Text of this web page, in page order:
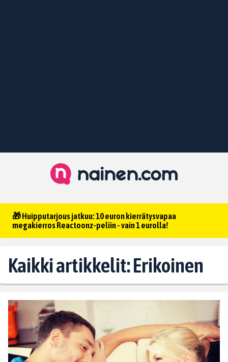
🎁 Huipputarjous jatkuu: 10 euron kierrätysvapaa
megakierros Reactoonz-peliin - vain 1 eurolla!
Kaikki artikkelit: Erikoinen